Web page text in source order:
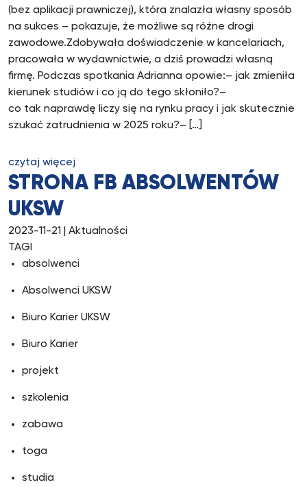
(bez aplikacji prawniczej), która znalazła własny sposób
na sukces – pokazuje, że możliwe są różne drogi
zawodowe.Zdobywała doświadczenie w kancelariach,
pracowała w wydawnictwie, a dziś prowadzi własną
firmę. Podczas spotkania Adrianna opowie:– jak zmieniła
kierunek studiów i co ją do tego skłoniło?–
co tak naprawdę liczy się na rynku pracy i jak skutecznie
szukać zatrudnienia w 2025 roku?– […]
czytaj więcej
STRONA FB ABSOLWENTÓW
UKSW
2023-11-21
| Aktualności
TAGI
absolwenci
Absolwenci UKSW
Biuro Karier UKSW
Biuro Karier
projekt
szkolenia
zabawa
toga
studia